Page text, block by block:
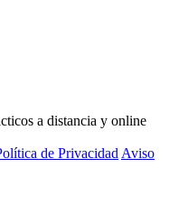
a distancia y online
de Privacidad Aviso